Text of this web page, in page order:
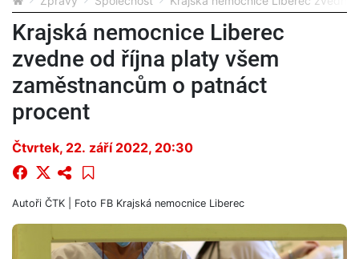
Krajská nemocnice Liberec
zvedne od října platy všem
zaměstnancům o patnáct
procent
Čtvrtek, 22. září 2022, 20:30
Autoři ČTK | Foto FB Krajská nemocnice Liberec